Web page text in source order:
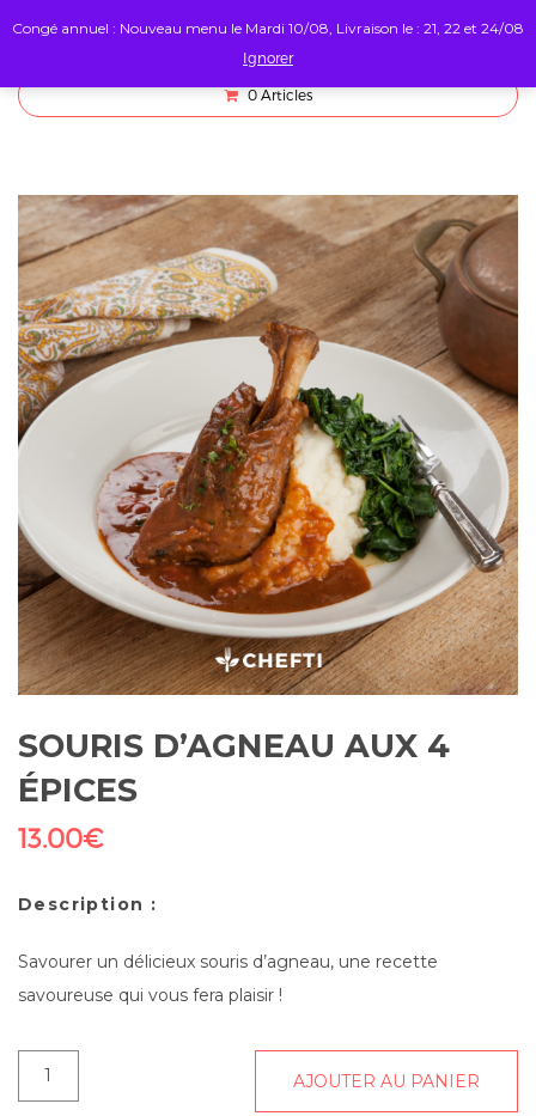
0 Articles
SOURIS D’AGNEAU AUX 4
ÉPICES
13.00€
Description :
Savourer un délicieux souris d’agneau, une recette
savoureuse qui vous fera plaisir !
AJOUTER AU PANIER
Congé annuel : Nouveau menu le Mardi 10/08, Livraison le : 21, 22 et 24/08
Ignorer